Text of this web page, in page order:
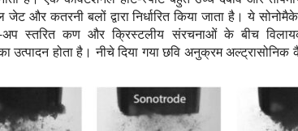
और कतरनी बलों द्वारा निर्धारित किया जाता है। ये
स्तरित कण और क्रिस्टलीय संरचनाओं के बीच
उत्पादन होता है। नीचे दिया गया छवि अनुक्रम अल्ट्रासोनिक